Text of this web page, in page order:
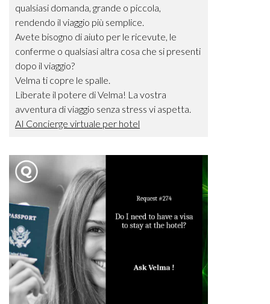
qualsiasi domanda, grande o piccola,
rendendo il viaggio più semplice.
Avete bisogno di aiuto per le ricevute, le
conferme o qualsiasi altra cosa che si presenti
dopo il viaggio?
Velma ti copre le spalle.
Liberate il potere di Velma! La vostra
avventura di viaggio senza stress vi aspetta.
AI Concierge virtuale per hotel